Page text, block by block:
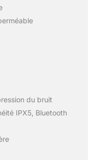
du bruit
IPX5, Bluetooth